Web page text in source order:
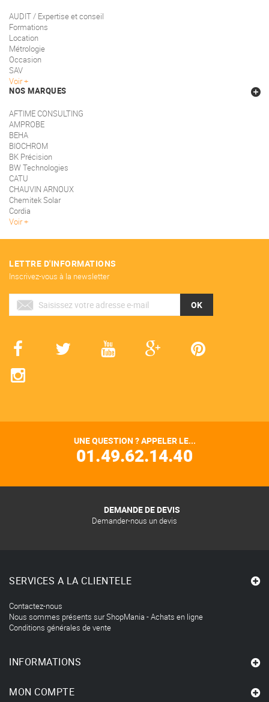
AUDIT / Expertise et conseil
Formations
Location
Métrologie
Occasion
SAV
Voir
NOS MARQUES
AFTIME CONSULTING
AMPROBE
BEHA
BIOCHROM
BK Précision
BW Technologies
CATU
CHAUVIN ARNOUX
Chemitek Solar
Cordia
Voir
LETTRE D'INFORMATIONS
Inscrivez-vous à la newsletter
OK
UNE QUESTION ? APPELER LE...
01.49.62.14.40
DEMANDE DE DEVIS
Demander-nous un devis
SERVICES A LA CLIENTELE
Contactez-nous
Nous sommes présents sur ShopMania - Achats en ligne
Conditions générales de vente
INFORMATIONS
MON COMPTE